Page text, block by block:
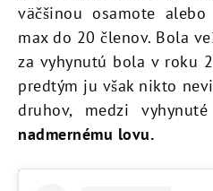
väčšinou osamote
max do 20 členov. Bola
za vyhynutú bola v roku
predtým ju však nikto
druhov, medzi
nadmernému lovu.